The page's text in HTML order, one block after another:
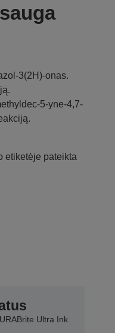
3(2H)-onas.
5-yne-4,7-
etiketėje pateikta
Ultra Ink